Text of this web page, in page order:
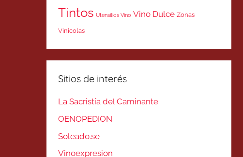
Tintos Utensilios Vino Vino Dulce Zonas
Vinicolas
Sitios de interés
La Sacristía del Caminante
OENOPEDION
Soleado.se
Vinoexpresion